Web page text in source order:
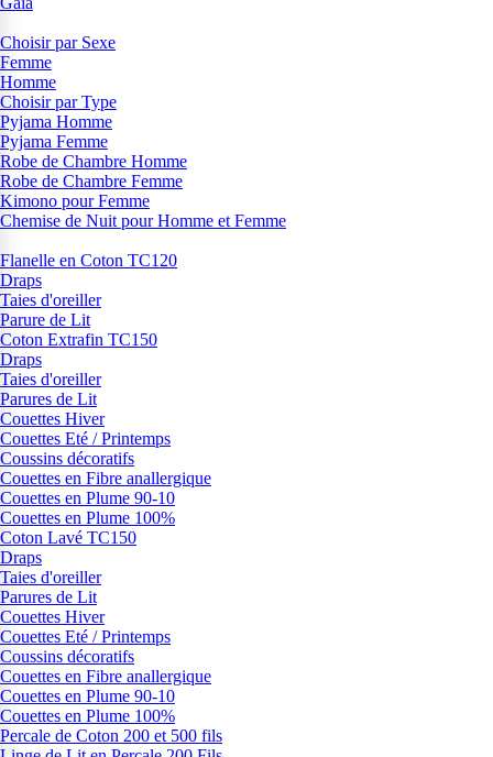
Choisir par Sexe
Femme
Homme
Choisir par Type
Pyjama Homme
Pyjama Femme
Robe de Chambre Homme
Robe de Chambre Femme
Kimono pour Femme
Chemise de Nuit pour Homme et Femme
Flanelle en Coton TC120
Draps
Taies d'oreiller
Parure de Lit
Coton Extrafin TC150
Draps
Taies d'oreiller
Parures de Lit
Couettes Hiver
Couettes Eté / Printemps
Coussins décoratifs
Couettes en Fibre anallergique
Couettes en Plume 90-10
Couettes en Plume 100%
Coton Lavé TC150
Draps
Taies d'oreiller
Parures de Lit
Couettes Hiver
Couettes Eté / Printemps
Coussins décoratifs
Couettes en Fibre anallergique
Couettes en Plume 90-10
Couettes en Plume 100%
Percale de Coton 200 et 500 fils